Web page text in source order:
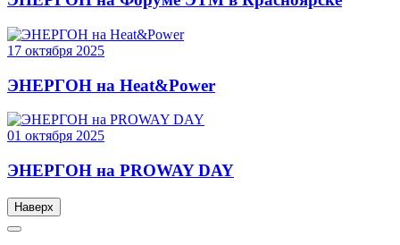
17 октября 2025
ЭНЕРГОН на Heat&Power
01 октября 2025
ЭНЕРГОН на PROWAY DAY
Наверх